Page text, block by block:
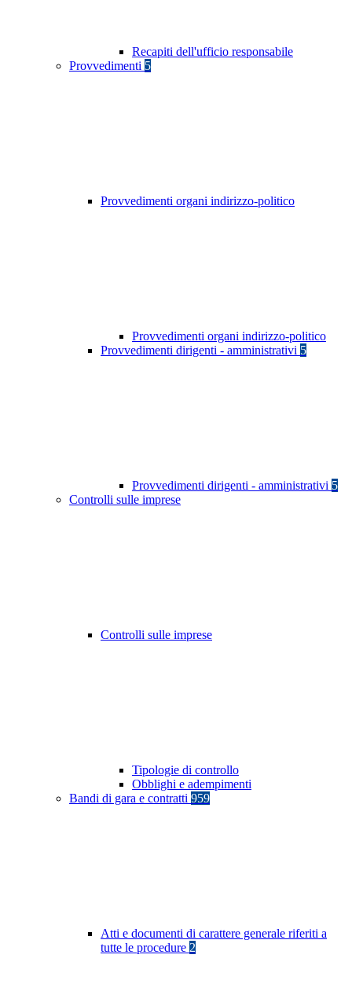
Recapiti dell'ufficio responsabile
Provvedimenti 5
Provvedimenti organi indirizzo-politico
Provvedimenti organi indirizzo-politico
Provvedimenti dirigenti - amministrativi 5
Provvedimenti dirigenti - amministrativi 5
Controlli sulle imprese
Controlli sulle imprese
Tipologie di controllo
Obblighi e adempimenti
Bandi di gara e contratti 959
Atti e documenti di carattere generale riferiti a
tutte le procedure 2